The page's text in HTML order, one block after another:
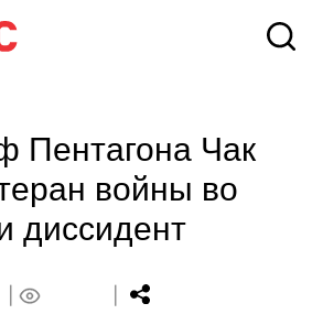
Пентагона Чак
войны во
диссидент